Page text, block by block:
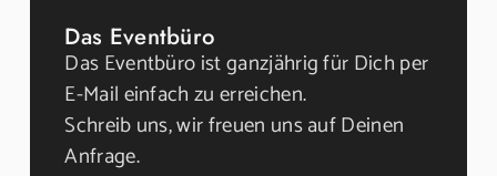
Das Eventbüro
Das Eventbüro ist ganzjährig für Dich per
E-Mail einfach zu erreichen.
Schreib uns, wir freuen uns auf Deinen
Anfrage.